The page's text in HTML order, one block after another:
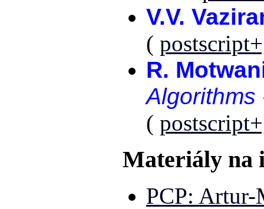
V.V.
(
R.
Algorithms
(
Materiály na
PCP: Artur-